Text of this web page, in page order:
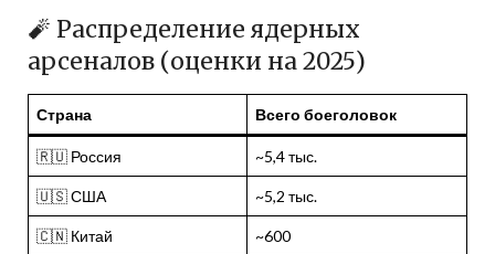
🧨 Распределение ядерных
арсеналов (оценки на 2025)
Страна Всего боеголовок
🇷🇺 Россия ~5,4 тыс.
🇺🇸 США ~5,2 тыс.
🇨🇳 Китай ~600